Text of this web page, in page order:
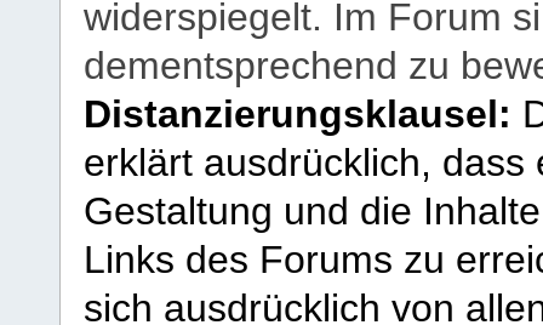
widerspiegelt. Im Forum
dementsprechend zu
Distanzierungsklausel:
erklärt ausdrücklich,
Gestaltung und die
Links des Forums zu
sich ausdrücklich von